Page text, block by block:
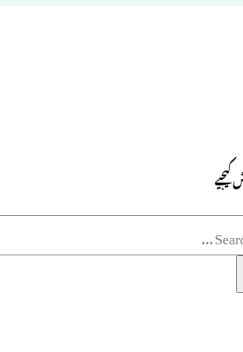
کیجیے